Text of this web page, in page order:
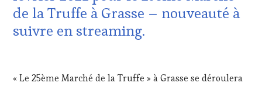
HAUTE
GASTRONOMIE
FRANÇAISE
WINE
de la Truffe à Grasse – nouveauté à
suivre en streaming.
2021
« Le 25ème Marché de la Truffe » à Grasse se déroulera